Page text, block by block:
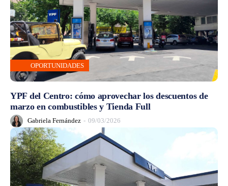
OPORTUNIDADES
YPF del Centro: cómo aprovechar los descuentos de
marzo en combustibles y Tienda Full
Gabriela Fernández - 09/03/2026